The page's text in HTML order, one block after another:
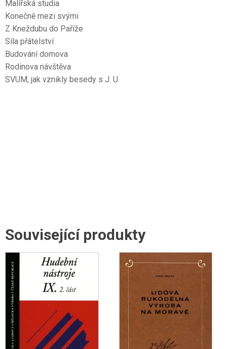
Malířská studia
Konečně mezi svými
Z Kneždubu do Paříže
Síla přátelství
Budování domova
Rodinova návštěva
SVUM, jak vznikly besedy s J. U.
Související produkty